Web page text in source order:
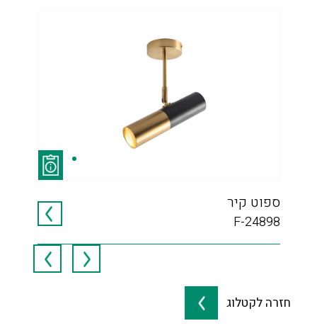
ספוט קיר
F-24898
חזרה לקטלוג